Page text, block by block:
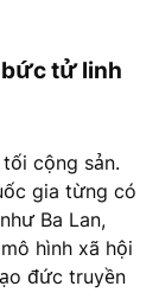
bức tử linh
cộng sản.
gia từng có
Ba Lan,
hình xã hội
đức truyền